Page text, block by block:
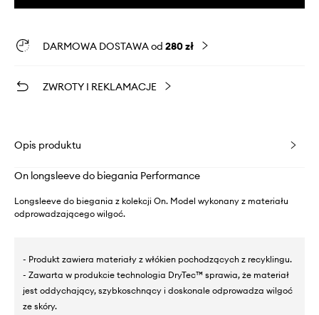
DARMOWA DOSTAWA od 280 zł
ZWROTY I REKLAMACJE
Opis produktu
On longsleeve do biegania Performance
Longsleeve do biegania z kolekcji On. Model wykonany z materiału
odprowadzającego wilgoć.
- Produkt zawiera materiały z włókien pochodzących z recyklingu.
- Zawarta w produkcie technologia DryTec™ sprawia, że materiał
jest oddychający, szybkoschnący i doskonale odprowadza wilgoć
ze skóry.